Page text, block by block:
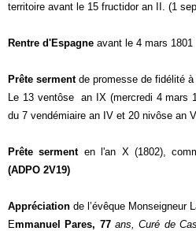
territoire avant le 15 fructidor an II. (1
Rentre d'Espagne avant le 4 mars 1801
Prête sermentde promesse de fidélité
Le 13 ventôse an IX (mercredi 4 mars
du 7 vendémiaire an IV et 20 nivôse an
Prête sermenten l'an X (1802),
(ADPO 2V19)
Appréciation de l’évêque Monseigneur
Emmanuel Pares, 77 ans, Curé de